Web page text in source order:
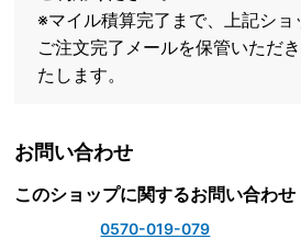
※マイル積算完了まで、上記ショ
ご注文完了メールを保管いただ
たします。
お問い合わせ
このショップに関するお問い合わせ
0570-019-079